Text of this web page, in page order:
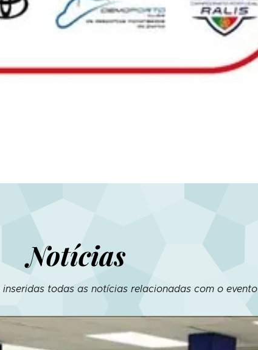
Notícias
todas as notícias relacionadas com o evento